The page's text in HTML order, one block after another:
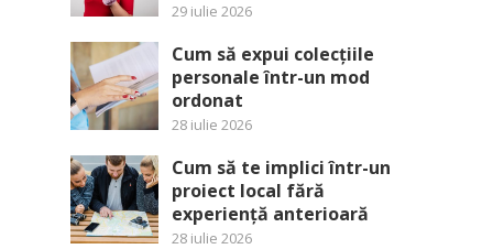
29 iulie 2026
Cum să expui colecțiile
personale într-un mod
ordonat
28 iulie 2026
Cum să te implici într-un
proiect local fără
experiență anterioară
28 iulie 2026